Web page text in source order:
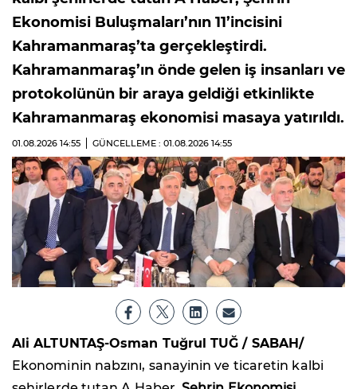
Ekonomisi Buluşmaları’nın 11’incisini
Kahramanmaraş’ta gerçekleştirdi.
Kahramanmaraş’ın önde gelen iş insanları ve
protokolünün bir araya geldiği etkinlikte
Kahramanmaraş ekonomisi masaya yatırıldı.
01.08.2026 14:55 GÜNCELLEME : 01.08.2026 14:55
Ali ALTUNTAŞ-Osman Tuğrul TUĞ / SABAH/
Ekonominin nabzını, sanayinin ve ticaretin kalbi